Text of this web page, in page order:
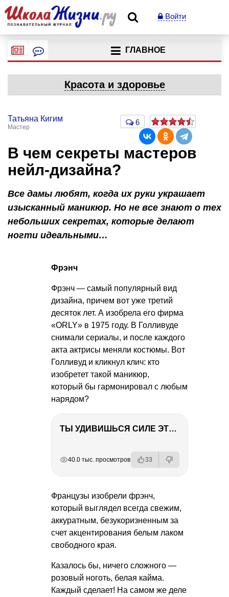
Войти
ГЛАВНОЕ
Красота и здоровье
Татьяна Кигим
Мастер
6
В чем секреты мастеров
нейл-дизайна?
Все дамы любят, когда их руки украшает
изысканный маникюр. Но не все знают о тех
небольших секретах, которые делают
ногти идеальными…
Фрэнч
Фрэнч — самый популярный вид
дизайна, причем вот уже третий
десяток лет. А изобрела его фирма
«ORLY» в 1975 году. В Голливуде
снимали сериалы, и после каждого
акта актрисы меняли костюмы. Вот
Голливуд и кликнул клич: кто
изобретет такой маникюр,
который бы гармонировал с любым
нарядом?
ТЫ УДИВИШЬСЯ СИЛЕ ЭТО ЧЕЛОВЕКА! Блог о нашей поездке в Вышний Волочек
40.0 тыс. просмотров 33
Французы изобрели фрэнч,
который выглядел всегда свежим,
аккуратным, безукоризненным за
счет акцентирования белым лаком
свободного края.
Казалось бы, ничего сложного —
розовый ноготь, белая кайма.
Каждый сделает! На самом же деле